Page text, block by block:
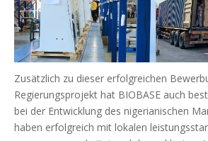
Zusätzlich zu dieser erfolgreichen
Regierungsprojekt hat BIOBASE auch
bei der Entwicklung des nigerianischen
haben erfolgreich mit lokalen